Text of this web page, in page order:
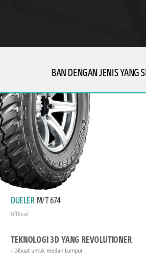
BAN DENGAN JENIS YANG
DUELER M/T 674
Off Road
TEKNOLOGI 3D YANG REVOLUTIONER
Dibuat untuk medan Lumpur